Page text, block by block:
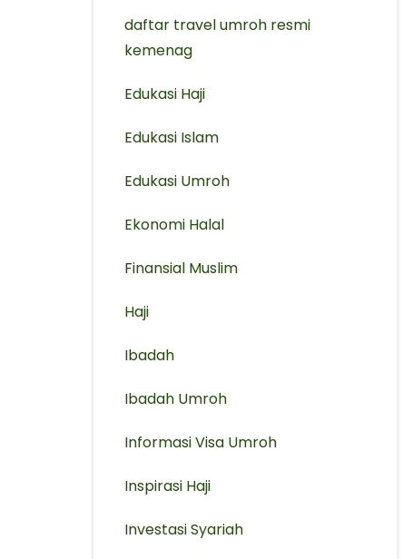
daftar travel umroh resmi
kemenag
Edukasi Haji
Edukasi Islam
Edukasi Umroh
Ekonomi Halal
Finansial Muslim
Haji
Ibadah
Ibadah Umroh
Informasi Visa Umroh
Inspirasi Haji
Investasi Syariah